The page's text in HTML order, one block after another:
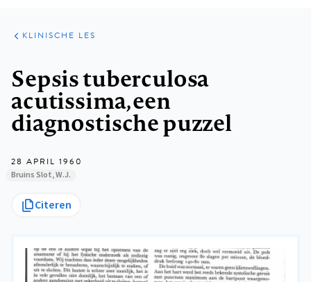
ARTIKELEN
PRAKTIJK
KLINISCHE LES
Sepsis tuberculosa
acutissima, een
diagnostische puzzel
28 APRIL 1960
Bruins Slot, W.J.
Citeren